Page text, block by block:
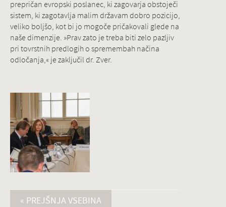
prepričan evropski poslanec, ki zagovarja obstoječi
sistem, ki zagotavlja malim državam dobro pozicijo,
veliko boljšo, kot bi jo mogoče pričakovali glede na
naše dimenzije. »Prav zato je treba biti zelo pazljiv
pri tovrstnih predlogih o spremembah načina
odločanja,« je zaključil dr. Zver.
« PREJŠNJA VSEBINA